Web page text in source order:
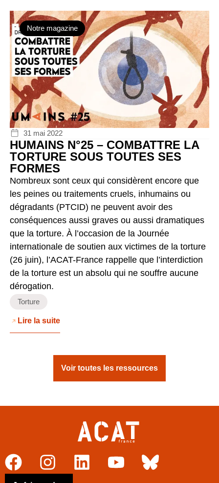
Notre magazine
31 mai 2022
HUMAINS N°25 – COMBATTRE LA
TORTURE SOUS TOUTES SES
FORMES
Nombreux sont ceux qui considèrent encore que
les peines ou traitements cruels, inhumains ou
dégradants (PTCID) ne peuvent avoir des
conséquences aussi graves ou aussi dramatiques
que la torture. À l’occasion de la Journée
internationale de soutien aux victimes de la torture
(26 juin), l’ACAT-France rappelle que l’interdiction
de la torture est un absolu qui ne souffre aucune
dérogation.
Torture
Lire la suite
Voir toutes les ressources